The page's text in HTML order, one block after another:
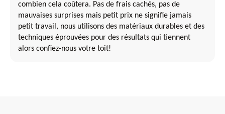
combien cela coûtera. Pas de frais cachés, pas de
mauvaises surprises mais petit prix ne signifie jamais
petit travail, nous utilisons des matériaux durables et des
techniques éprouvées pour des résultats qui tiennent
alors confiez-nous votre toit!